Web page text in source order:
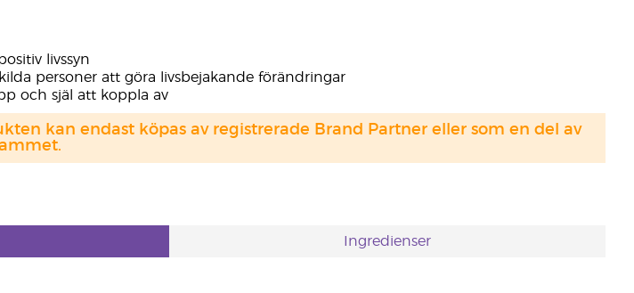
livssyn
personer att göra livsbejakande förändringar
och själ att koppla av
kan endast köpas av registrerade Brand Partner eller som en del av
Ingredienser